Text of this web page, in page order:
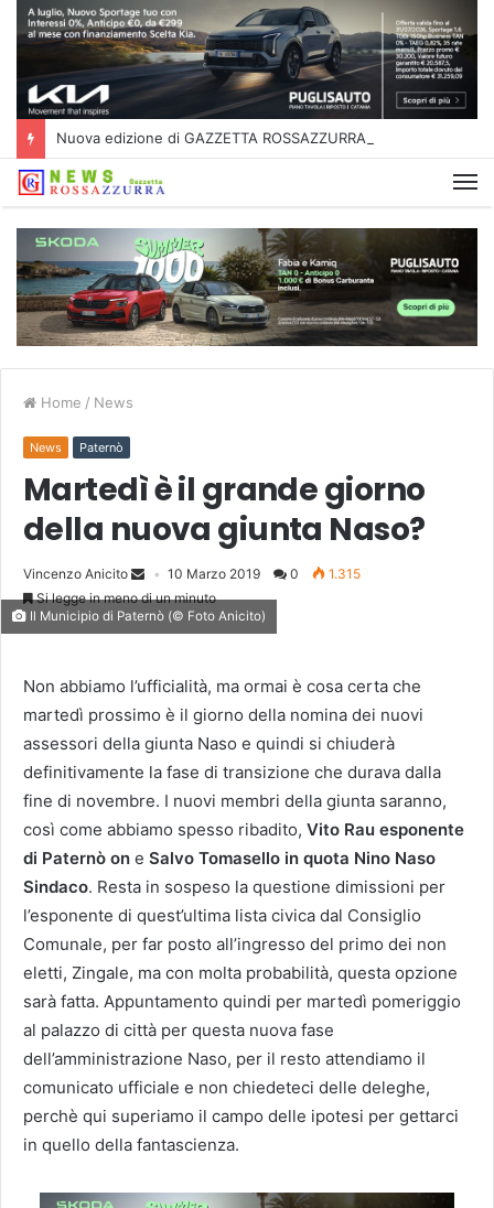
Nuova edizione di GAZZETTA ROSSAZZURRA
Home / News
News Paternò
Martedì è il grande giorno
della nuova giunta Naso?
Vincenzo Anicito 10 Marzo 2019 0
1.315
Si legge in meno di un minuto
Il Municipio di Paternò (© Foto Anicito)
Non abbiamo l’ufficialità, ma ormai è cosa certa che
martedì prossimo è il giorno della nomina dei nuovi
assessori della giunta Naso e quindi si chiuderà
definitivamente la fase di transizione che durava dalla
fine di novembre. I nuovi membri della giunta saranno,
così come abbiamo spesso ribadito, Vito Rau esponente
di Paternò on e Salvo Tomasello in quota Nino Naso
Sindaco. Resta in sospeso la questione dimissioni per
l’esponente di quest’ultima lista civica dal Consiglio
Comunale, per far posto all’ingresso del primo dei non
eletti, Zingale, ma con molta probabilità, questa opzione
sarà fatta. Appuntamento quindi per martedì pomeriggio
al palazzo di città per questa nuova fase
dell’amministrazione Naso, per il resto attendiamo il
comunicato ufficiale e non chiedeteci delle deleghe,
perchè qui superiamo il campo delle ipotesi per gettarci
in quello della fantascienza.